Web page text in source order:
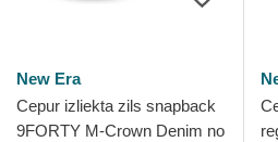
New Era
Cepur izliekta zils snapback
9FORTY M-Crown Denim no